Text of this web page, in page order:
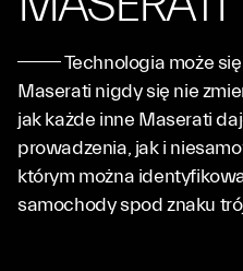
Technologia może
Maserati nigdy się nie
jak każde inne Maserati
prowadzenia, jak i
którym można
samochody spod znaku